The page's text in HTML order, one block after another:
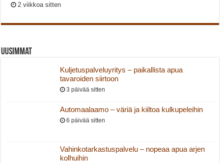
2 viikkoa sitten
Uusimmat
Kuljetuspalveluyritys – paikallista apua
tavaroiden siirtoon
3 päivää sitten
Automaalaamo – väriä ja kiiltoa kulkupeleihin
6 päivää sitten
Vahinkotarkastuspalvelu – nopeaa apua arjen
kolhuihin